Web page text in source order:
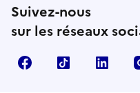
Suivez-nous
sur les réseaux
FacebookTikTok